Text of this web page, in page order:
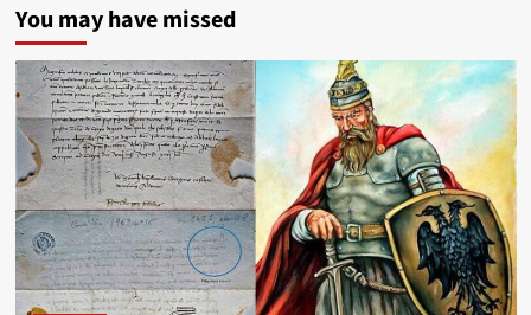
You may have missed